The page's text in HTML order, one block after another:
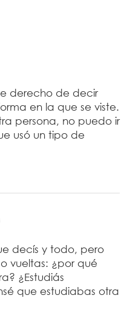
derecho de decir
en la que se viste.
persona, no puedo ir
usó un tipo de
decís y todo, pero
vueltas: ¿por qué
¿Estudiás
que estudiabas otra